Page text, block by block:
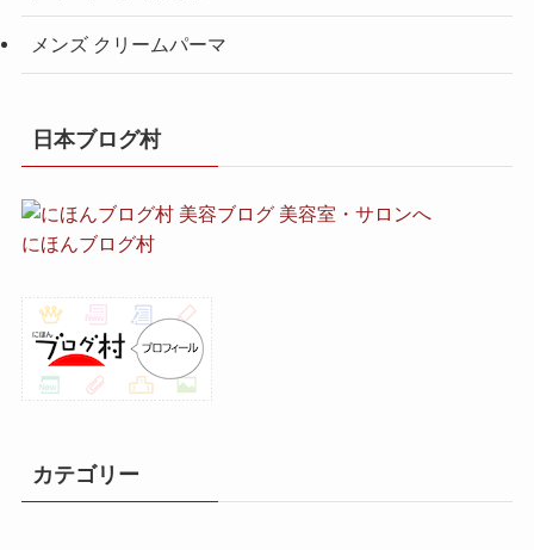
メンズ クリームパーマ
日本ブログ村
にほんブログ村
カテゴリー